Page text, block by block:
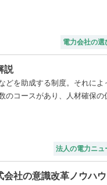
電力会社の選
説
どを助成する制度。それによ
のコースがあり、人材確保の
法人の電力ニュ
社の意識改革ノウハウ